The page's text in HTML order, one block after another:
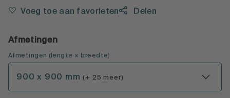
Voeg toe aan favorieten Delen
Afmetingen
Afmetingen ( lengte × breedte)
900 x 900 mm (+ 25 meer)